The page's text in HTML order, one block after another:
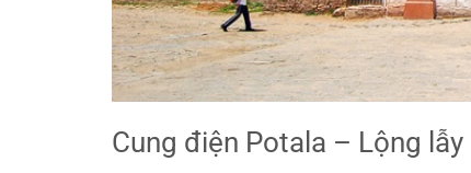
Cung điện Potala – Lộng lẫy